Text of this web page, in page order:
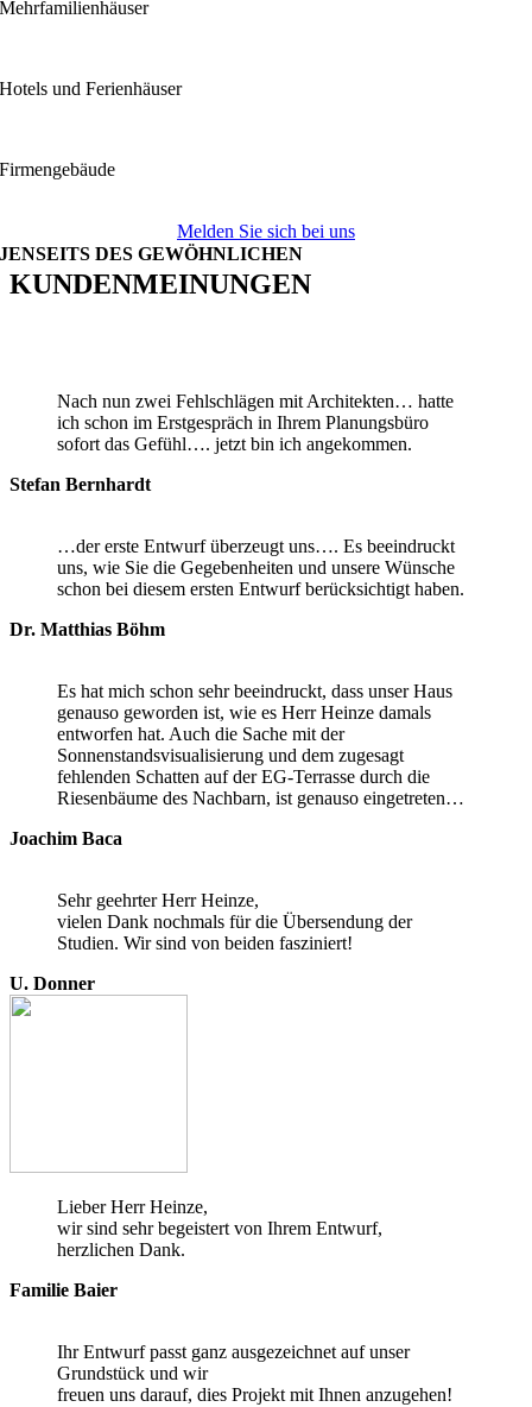
Mehrfamilienhäuser
Hotels und Ferienhäuser
Firmengebäude
Melden Sie sich bei uns
JENSEITS DES GEWÖHNLICHEN
KUNDENMEINUNGEN
Nach nun zwei Fehlschlägen mit Architekten… hatte
ich schon im Erstgespräch in Ihrem Planungsbüro
sofort das Gefühl…. jetzt bin ich angekommen.
Stefan Bernhardt
…der erste Entwurf überzeugt uns…. Es beeindruckt
uns, wie Sie die Gegebenheiten und unsere Wünsche
schon bei diesem ersten Entwurf berücksichtigt haben.
Dr. Matthias Böhm
Es hat mich schon sehr beeindruckt, dass unser Haus
genauso geworden ist, wie es Herr Heinze damals
entworfen hat. Auch die Sache mit der
Sonnenstandsvisualisierung und dem zugesagt
fehlenden Schatten auf der EG-Terrasse durch die
Riesenbäume des Nachbarn, ist genauso eingetreten…
Joachim Baca
Sehr geehrter Herr Heinze,
vielen Dank nochmals für die Übersendung der
Studien. Wir sind von beiden fasziniert!
U. Donner
Lieber Herr Heinze,
wir sind sehr begeistert von Ihrem Entwurf,
herzlichen Dank.
Familie Baier
Ihr Entwurf passt ganz ausgezeichnet auf unser
Grundstück und wir
freuen uns darauf, dies Projekt mit Ihnen anzugehen!